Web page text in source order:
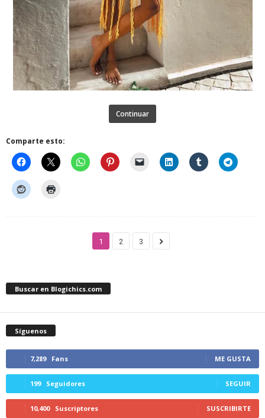
Continuar
Comparte esto:
1 2 3
Buscar en Blogichics.com
Síguenos
7,289 Fans ME GUSTA
199 Seguidores SEGUIR
10,400 Suscriptores SUSCRIBIRTE